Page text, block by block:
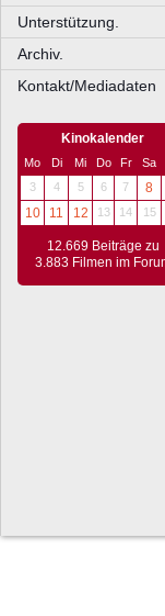
Unterstützung.
Archiv.
Kontakt/Mediadaten
Kinokalender
Mo Di Mi Do Fr Sa
3
4 5 6 7 8
10
11 12 13 14 15
12.669 Beiträge zu
3.883 Filmen im